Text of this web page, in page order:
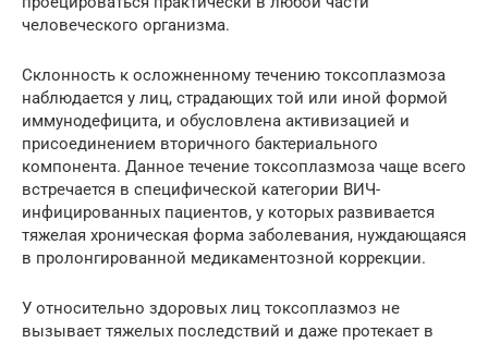
человеческого организма.
Склонность к осложненному течению токсоплазмоза
наблюдается у лиц, страдающих той или иной формой
иммунодефицита, и обусловлена активизацией и
присоединением вторичного бактериального
компонента. Данное течение токсоплазмоза чаще всего
встречается в специфической категории ВИЧ-
инфицированных пациентов, у которых развивается
тяжелая хроническая форма заболевания, нуждающаяся
в пролонгированной медикаментозной коррекции.
У относительно здоровых лиц токсоплазмоз не
вызывает тяжелых последствий и даже протекает в